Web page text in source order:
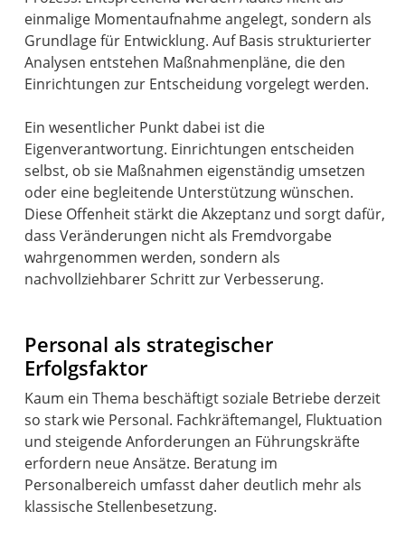
einmalige Momentaufnahme angelegt, sondern als
Grundlage für Entwicklung. Auf Basis strukturierter
Analysen entstehen Maßnahmenpläne, die den
Einrichtungen zur Entscheidung vorgelegt werden.
Ein wesentlicher Punkt dabei ist die
Eigenverantwortung. Einrichtungen entscheiden
selbst, ob sie Maßnahmen eigenständig umsetzen
oder eine begleitende Unterstützung wünschen.
Diese Offenheit stärkt die Akzeptanz und sorgt dafür,
dass Veränderungen nicht als Fremdvorgabe
wahrgenommen werden, sondern als
nachvollziehbarer Schritt zur Verbesserung.
Personal als strategischer
Erfolgsfaktor
Kaum ein Thema beschäftigt soziale Betriebe derzeit
so stark wie Personal. Fachkräftemangel, Fluktuation
und steigende Anforderungen an Führungskräfte
erfordern neue Ansätze. Beratung im
Personalbereich umfasst daher deutlich mehr als
klassische Stellenbesetzung.